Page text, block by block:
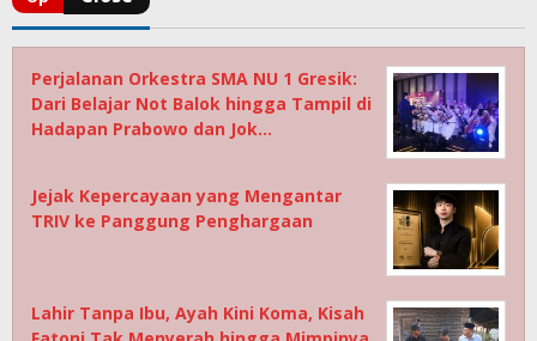
Perjalanan Orkestra SMA NU 1 Gresik:
Dari Belajar Not Balok hingga Tampil di
Hadapan Prabowo dan Jok…
Jejak Kepercayaan yang Mengantar
TRIV ke Panggung Penghargaan
Lahir Tanpa Ibu, Ayah Kini Koma, Kisah